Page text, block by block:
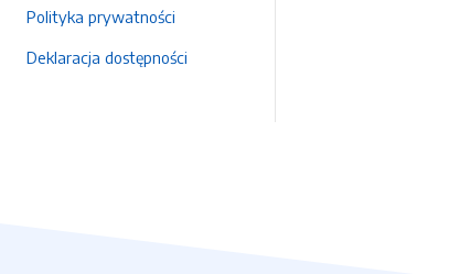
Polityka prywatności
Deklaracja dostępności